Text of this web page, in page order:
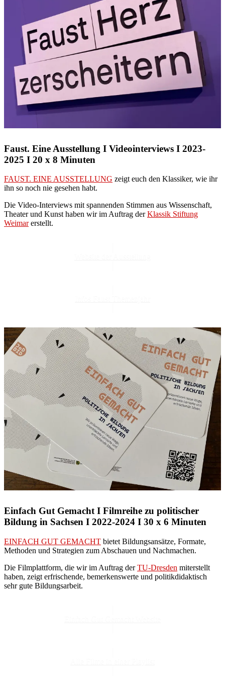
Faust. Eine Ausstellung I Videointerviews I 2023-
2025 I 20 x 8 Minuten
FAUST. EINE AUSSTELLUNG zeigt euch den Klassiker, wie ihr
ihn so noch nie gesehen habt.
Die Video-Interviews mit spannenden Stimmen aus Wissenschaft,
Theater und Kunst haben wir im Auftrag derKlassik Stiftung
Weimarerstellt.
Einfach Gut Gemacht I Filmreihe zu politischer
Bildung in Sachsen I 2022-2024 I 30 x 6 Minuten
EINFACH GUT GEMACHT bietet Bildungsansätze, Formate,
Methoden und Strategien zum Abschauen und Nachmachen.
Die Filmplattform, die wir im Auftrag derTU-Dresden miterstellt
haben, zeigt erfrischende, bemerkenswerte und politikdidaktisch
sehr gute Bildungsarbeit.